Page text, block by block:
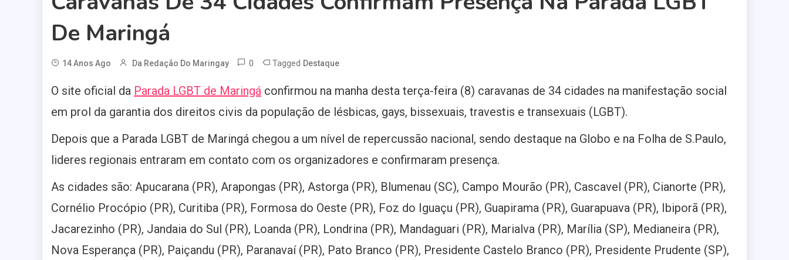
De Maringá
14 Anos Ago Da Redação Do Maringay 0 Tagged Destaque
O site oficial da Parada LGBT de Maringá confirmou na manha desta terça-feira (8) caravanas de 34 cidades na manifestação social
em prol da garantia dos direitos civis da população de lésbicas, gays, bissexuais, travestis e transexuais (LGBT).
Depois que a Parada LGBT de Maringá chegou a um nível de repercussão nacional, sendo destaque na Globo e na Folha de S.Paulo,
lideres regionais entraram em contato com os organizadores e confirmaram presença.
As cidades são: Apucarana (PR), Arapongas (PR), Astorga (PR), Blumenau (SC), Campo Mourão (PR), Cascavel (PR), Cianorte (PR),
Cornélio Procópio (PR), Curitiba (PR), Formosa do Oeste (PR), Foz do Iguaçu (PR), Guapirama (PR), Guarapuava (PR), Ibiporã (PR),
Jacarezinho (PR), Jandaia do Sul (PR), Loanda (PR), Londrina (PR), Mandaguari (PR), Marialva (PR), Marília (SP), Medianeira (PR),
Nova Esperança (PR), Paiçandu (PR), Paranavaí (PR), Pato Branco (PR), Presidente Castelo Branco (PR), Presidente Prudente (SP),